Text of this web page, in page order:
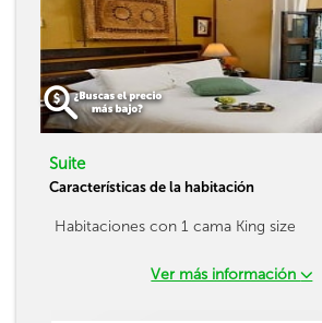
Suite
Características de la habitación
Habitaciones con 1 cama King size
Ver más información